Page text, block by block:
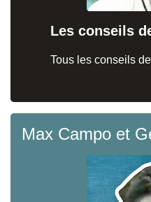
Les conseils
Tous les conseils
Max Campo et